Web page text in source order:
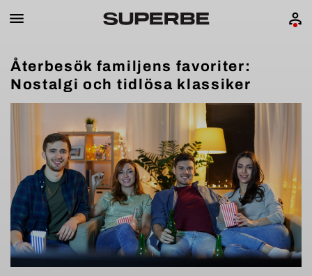
Återbesök familjens favoriter:
Nostalgi och tidlösa klassiker